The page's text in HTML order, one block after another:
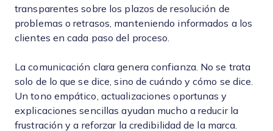
transparentes sobre los plazos de resolución de
problemas o retrasos, manteniendo informados a los
clientes en cada paso del proceso.
La comunicación clara genera confianza. No se trata
solo de lo que se dice, sino de cuándo y cómo se dice.
Un tono empático, actualizaciones oportunas y
explicaciones sencillas ayudan mucho a reducir la
frustración y a reforzar la credibilidad de la marca.